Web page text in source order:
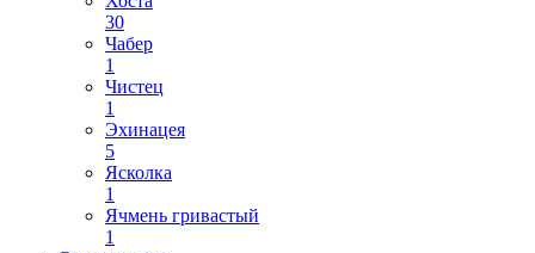
30
Чабер
1
Чистец
1
Эхинацея
5
Ясколка
1
Ячмень гривастый
1